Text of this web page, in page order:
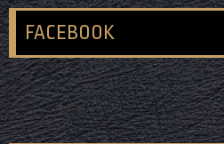
FACEBOOK